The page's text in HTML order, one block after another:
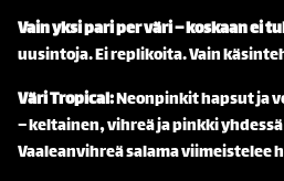
Vain yksi pari per väri – koskaan ei
uusintoja. Ei replikoita. Vain
Väri Tropical:Neonpinkit hapsut ja
– keltainen, vihreä ja pinkki
Vaaleanvihreä salama viimeistelee